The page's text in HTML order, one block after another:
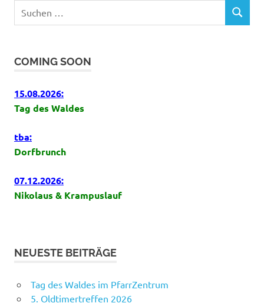
nach:
SUCHEN
COMING SOON
15.08.2026:
Tag des Waldes
tba:
Dorfbrunch
07.12.2026:
Nikolaus & Krampuslauf
NEUESTE BEITRÄGE
Tag des Waldes im PfarrZentrum
5. Oldtimertreffen 2026